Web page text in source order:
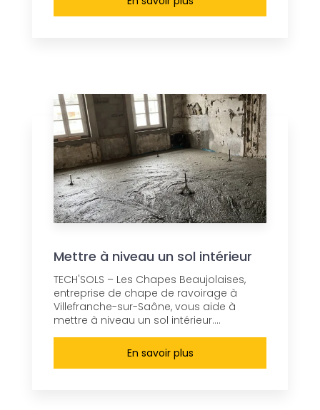
Mettre à niveau un sol intérieur
TECH'SOLS – Les Chapes Beaujolaises,
entreprise de chape de ravoirage à
Villefranche-sur-Saône, vous aide à
mettre à niveau un sol intérieur....
En savoir plus